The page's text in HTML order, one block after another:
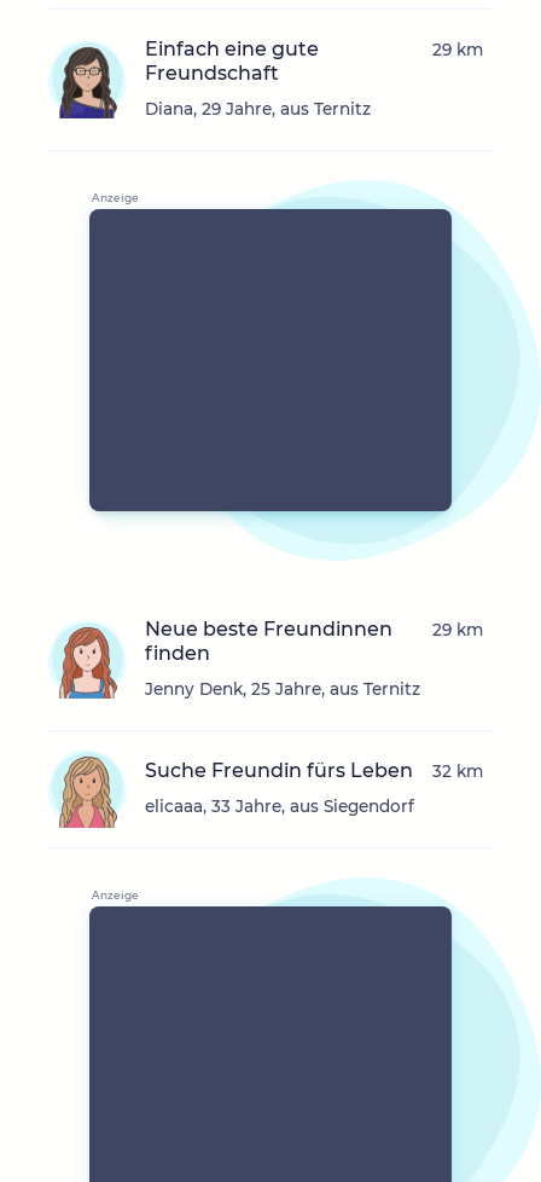
Einfach eine gute
Freundschaft
Diana, 29 Jahre, aus Ternitz
29 km
Neue beste Freundinnen
finden
Jenny Denk, 25 Jahre, aus Ternitz
29 km
Suche Freundin fürs Leben
elicaaa, 33 Jahre, aus Siegendorf
32 km